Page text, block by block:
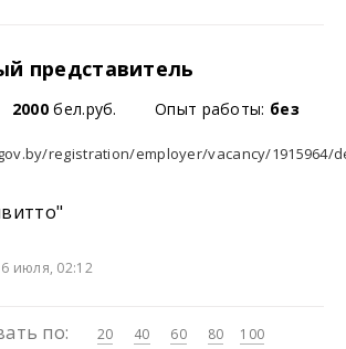
представитель
2000 бел.руб. Опыт работы: без
registration/employer/vacancy/1915964/
июля, 02:12
по: 20 40 60 80 100